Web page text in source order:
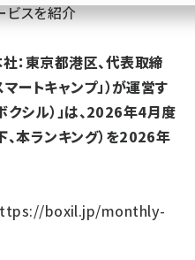
ビスを紹介
：東京都港区、代表取締
ートキャンプ」）が運営す
シル）」は、2026年4月度
本ランキング）を2026年
boxil.jp/monthly-